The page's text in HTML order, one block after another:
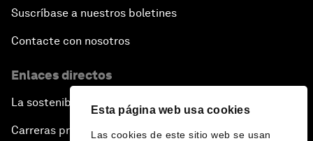
Esta página web usa cookies
Las cookies de este sitio web se usan
Suscríbase a nuestros boletines
Contacte con nosotros
Enlaces directos
La sostenibilidad en el Foro
Carreras profesionales